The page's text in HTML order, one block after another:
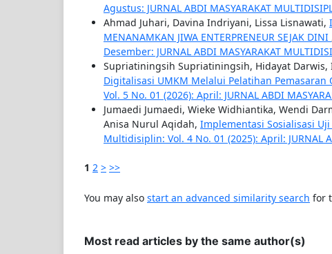
Agustus: JURNAL ABDI MASYARAKAT
Ahmad Juhari, Davina Indriyani, Lissa Lisnawati,
MENANAMKAN JIWA ENTERPRENEUR SEJAK DINI
Desember: JURNAL ABDI MASYARAKAT
Supriatiningsih Supriatiningsih, Hidayat Darwis,
Digitalisasi UMKM Melalui Pelatihan Pemasaran
Vol. 5 No. 01 (2026): April: JURNAL ABDI
Jumaedi Jumaedi, Wieke Widhiantika, Wendi
Anisa Nurul Aqidah, Implementasi Sosialisasi
Multidisiplin: Vol. 4 No. 01 (2025): April: JURNAL
1 2 > >>
You may also start an advanced similarity search for
Most read articles by the same author(s)